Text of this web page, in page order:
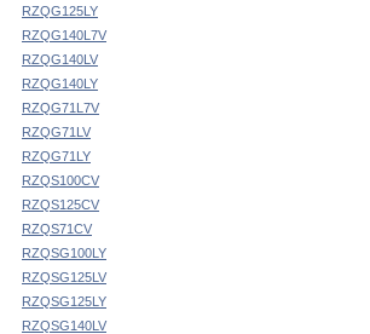
RZQG125LY
RZQG140L7V
RZQG140LV
RZQG140LY
RZQG71L7V
RZQG71LV
RZQG71LY
RZQS100CV
RZQS125CV
RZQS71CV
RZQSG100LY
RZQSG125LV
RZQSG125LY
RZQSG140LV